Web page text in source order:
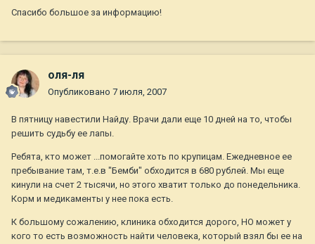
Спасибо большое за информацию!
оля-ля
Опубликовано 7 июля, 2007
В пятницу навестили Найду. Врачи дали еще 10 дней на то, чтобы
решить судьбу ее лапы.
Ребята, кто может ...помогайте хоть по крупицам. Ежедневное ее
пребывание там, т.е.в "Бемби" обходится в 680 рублей. Мы еще
кинули на счет 2 тысячи, но этого хватит только до понедельника.
Корм и медикаменты у нее пока есть.
К большому сожалению, клиника обходится дорого, НО может у
кого то есть возможность найти человека, который взял бы ее на